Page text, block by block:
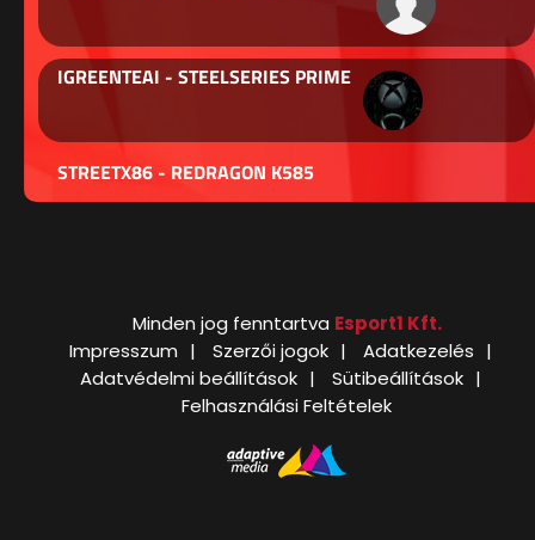
IGREENTEAI - STEELSERIES PRIME
STREETX86 - REDRAGON K585
Minden jog fenntartva Esport1 Kft.
Impresszum
Szerzői jogok
Adatkezelés
Adatvédelmi beállítások
Sütibeállítások
Felhasználási Feltételek